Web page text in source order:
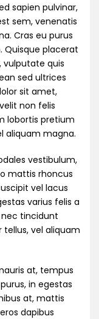
sapien pulvinar,
sem, venenatis
Cras eu purus
Quisque placerat
vulputate quis
sed ultrices
sit amet,
non felis
lobortis pretium
aliquam magna.
vestibulum,
mattis rhoncus
vel lacus
varius felis a
nec tincidunt
vel aliquam
at, tempus
in egestas
at, mattis
dapibus